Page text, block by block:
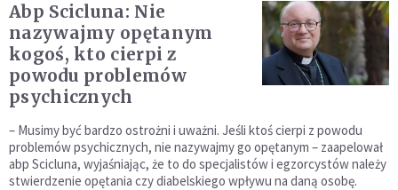
Abp Scicluna: Nie
nazywajmy opętanym
kogoś, kto cierpi z
powodu problemów
psychicznych
– Musimy być bardzo ostrożni i uważni. Jeśli ktoś cierpi z powodu
problemów psychicznych, nie nazywajmy go opętanym – zaapelował
abp Scicluna, wyjaśniając, że to do specjalistów i egzorcystów należy
stwierdzenie opętania czy diabelskiego wpływu na daną osobę.